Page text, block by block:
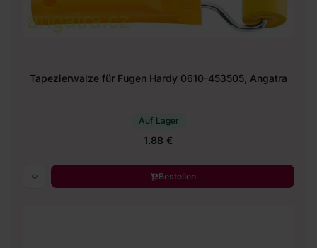
Tapezierwalze für Fugen Hardy 0610-453505, Angatra
Auf Lager
1.88 €
Bestellen